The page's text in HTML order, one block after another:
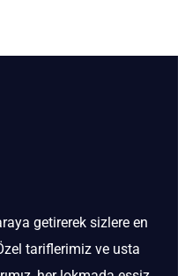
getirerek sizlere en
tariflerimiz ve usta